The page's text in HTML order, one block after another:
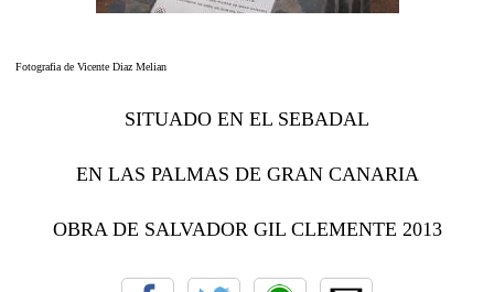
Fotografia de Vicente Diaz Melian
SITUADO EN EL SEBADAL
EN LAS PALMAS DE GRAN CANARIA
OBRA DE SALVADOR GIL CLEMENTE 2013